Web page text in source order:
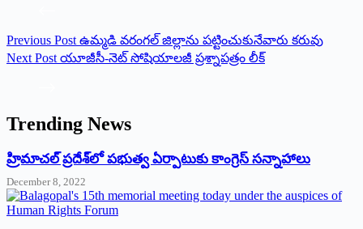
Previous Post ఉమ్మడి వరంగల్ జిల్లాను పట్టించుకునేవారు కరువు
Next Post యూజీసీ-నెట్‌ ‌సోషియాలజీ ప్రశ్నాపత్రం లీక్‌
Trending News
‌హ్రిమాచల్‌ ‌ప్రదేశ్‌లో పభుత్వ ఏర్పాటుకు కాంగ్రెస్‌ ‌సన్నాహాలు
December 8, 2022